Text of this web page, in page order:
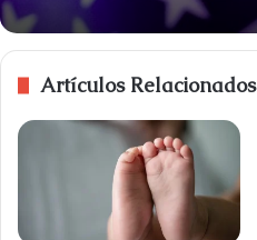
Artículos Relacionados